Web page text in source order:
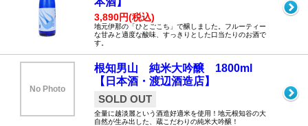
3,890円(税込)
地元伊那の「ひとごこち」で醸しました。フルーティー
な甘みと適度な酸味、すっきりとした口当たりのお酒で
す。
No Photo
根知男山 純米大吟醸 1800ml
【日本酒・渡辺酒造店】
SOLD OUT
全量に越淡麗という酒造好適米を使用！地元根知谷の大
自然が生み出した、蔵こだわりの純米大吟醸！